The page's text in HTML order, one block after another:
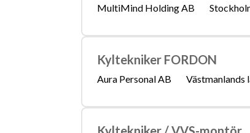
MultiMind Holding AB
Kyltekniker FORDON
Aura Personal AB Västmanlands